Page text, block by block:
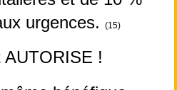
urgences. (15)
!